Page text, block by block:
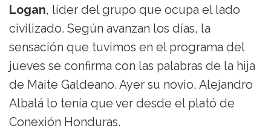
Logan, líder del grupo que ocupa el lado
civilizado. Según avanzan los días, la
sensación que tuvimos en el programa del
jueves se confirma con las palabras de la hija
de Maite Galdeano. Ayer su novio, Alejandro
Albalá lo tenía que ver desde el plató de
Conexión Honduras.